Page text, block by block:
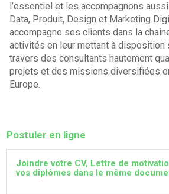
l’essentiel et les accompagnons
Data, Produit, Design et Marketing
accompagne ses clients dans la
activités en leur mettant à disposition
travers des consultants hautement
projets et des missions diversifiées
Europe.
Postuler en ligne
Joindre votre CV, Lettre de
vos diplômes dans le même